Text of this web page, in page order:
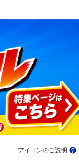
アイコンのご説明